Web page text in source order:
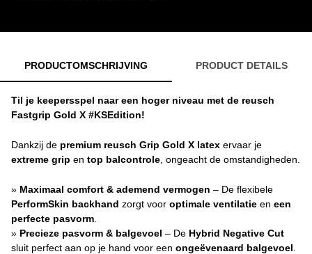
PRODUCTOMSCHRIJVING PRODUCT DETAILS
Til je keepersspel naar een hoger niveau met de reusch
Fastgrip Gold X #KSEdition!
Dankzij de premium reusch Grip Gold X latex ervaar je
extreme grip en top balcontrole , ongeacht de omstandigheden.
» Maximaal comfort & ademend vermogen – De flexibele
PerformSkin backhand zorgt voor optimale ventilatie en een
perfecte pasvorm
» Precieze pasvorm & balgevoel – De Hybrid Negative Cut
sluit perfect aan op je hand voor een ongeëvenaard balgevoel